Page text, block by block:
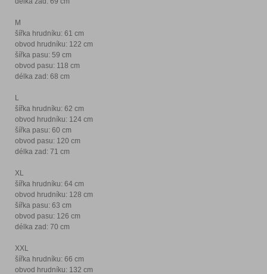
M
šířka hrudníku: 61 cm
obvod hrudníku: 122 cm
šířka pasu: 59 cm
obvod pasu: 118 cm
délka zad: 68 cm
L
šířka hrudníku: 62 cm
obvod hrudníku: 124 cm
šířka pasu: 60 cm
obvod pasu: 120 cm
délka zad: 71 cm
XL
šířka hrudníku: 64 cm
obvod hrudníku: 128 cm
šířka pasu: 63 cm
obvod pasu: 126 cm
délka zad: 70 cm
XXL
šířka hrudníku: 66 cm
obvod hrudníku: 132 cm